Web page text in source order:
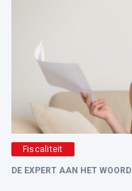
Fiscaliteit
DE EXPERT AAN HET WOORD